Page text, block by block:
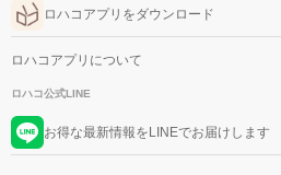
ロハコアプリをダウンロード
ロハコアプリについて
ロハコ公式LINE
お得な最新情報をLINEでお届けします